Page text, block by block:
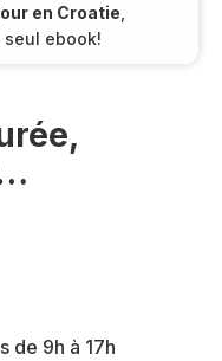
en Croatie
seul ebook!
de 9h à 17h